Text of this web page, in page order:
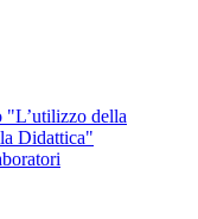
della
Didattica"